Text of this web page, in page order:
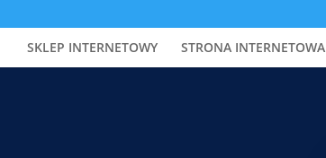
SKLEP INTERNETOWY STRONA INTERNETOWA